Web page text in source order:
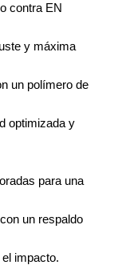
contra EN
y máxima
un polímero de
optimizada y
para una
un respaldo
impacto.